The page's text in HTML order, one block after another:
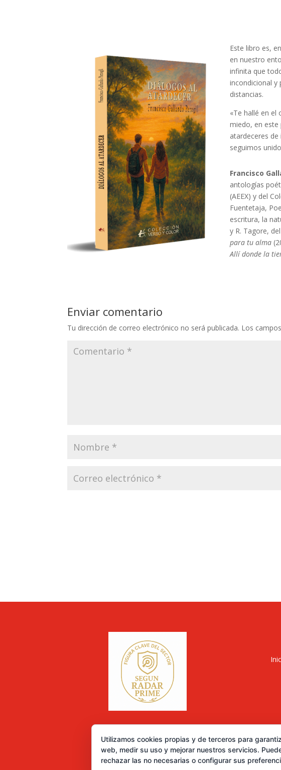
Este libro es,
en nuestro
infinita que
incondicional
distancias.
«Te hallé en
miedo, en
atardeceres
seguimos
Francisco
antologías
(AEEX) y del
Fuentetaja,
escritura, la
y R. Tagore,
para tu alma
Allí donde la
Enviar comentario
Tu dirección de correo electrónico no será publicada. Los
Utilizamos cookies propias y de terceros para
web, medir su uso y mejorar nuestros servicios.
rechazar las no necesarias o configurar sus